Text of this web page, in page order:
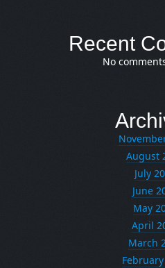
Recent
No
August
July
June
May
April
March